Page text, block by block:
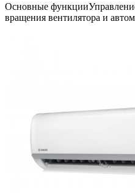
Основные
вращения вентилятора и